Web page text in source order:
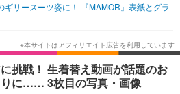
その他
韓国・芸能
スポーツ
グルメ
ショッピング
ギリースーツ姿に！ 『MAMOR』表紙とグラ
挑戦！ 生着替え動画が話題のお
に…… 3枚目の写真・画像